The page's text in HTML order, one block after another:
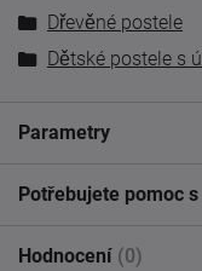
Dřevěné postele
Dětské postele s
Parametry
Potřebujete pomoc
Hodnocení (0)